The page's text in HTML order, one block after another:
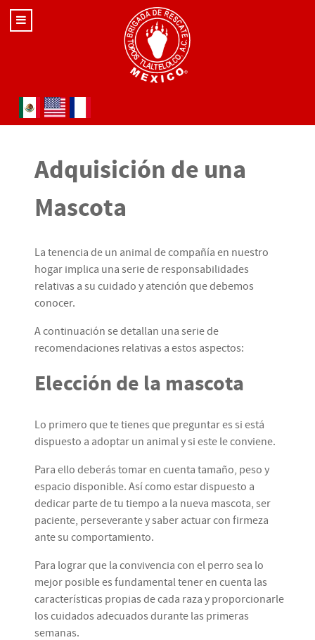
Seleccione su idioma
Adquisición de una
Mascota
La tenencia de un animal de compañía en nuestro
hogar implica una serie de responsabilidades
relativas a su cuidado y atención que debemos
conocer.
A continuación se detallan una serie de
recomendaciones relativas a estos aspectos:
Elección de la mascota
Lo primero que te tienes que preguntar es si está
dispuesto a adoptar un animal y si este le conviene.
Para ello deberás tomar en cuenta tamaño, peso y
espacio disponible. Así como estar dispuesto a
dedicar parte de tu tiempo a la nueva mascota, ser
paciente, perseverante y saber actuar con firmeza
ante su comportamiento.
Para lograr que la convivencia con el perro sea lo
mejor posible es fundamental tener en cuenta las
características propias de cada raza y proporcionarle
los cuidados adecuados durante las primeras
semanas.